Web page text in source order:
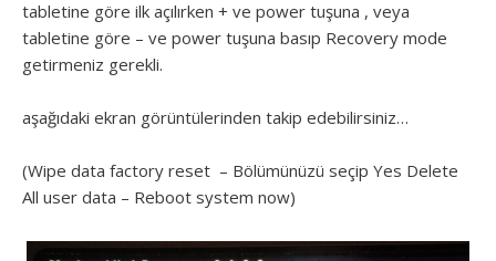
tabletine göre ilk açılırken + ve power tuşuna , veya
tabletine göre – ve power tuşuna basıp Recovery mode
getirmeniz gerekli.
aşağıdaki ekran görüntülerinden takip edebilirsiniz…
(Wipe data factory reset – Bölümünüzü seçip Yes Delete
All user data – Reboot system now)